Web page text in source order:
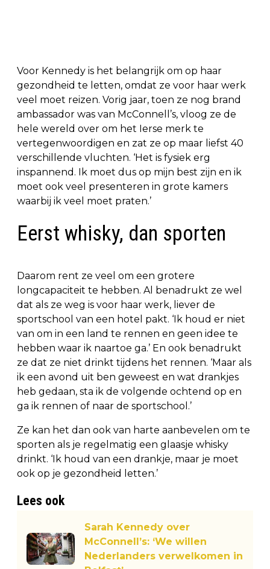
Voor Kennedy is het belangrijk om op haar
gezondheid te letten, omdat ze voor haar werk
veel moet reizen. Vorig jaar, toen ze nog brand
ambassador was van McConnell’s, vloog ze de
hele wereld over om het Ierse merk te
vertegenwoordigen en zat ze op maar liefst 40
verschillende vluchten. ‘Het is fysiek erg
inspannend. Ik moet dus op mijn best zijn en ik
moet ook veel presenteren in grote kamers
waarbij ik veel moet praten.’
Eerst whisky, dan sporten
Daarom rent ze veel om een grotere
longcapaciteit te hebben. Al benadrukt ze wel
dat als ze weg is voor haar werk, liever de
sportschool van een hotel pakt. ‘Ik houd er niet
van om in een land te rennen en geen idee te
hebben waar ik naartoe ga.’ En ook benadrukt
ze dat ze niet drinkt tijdens het rennen. ‘Maar als
ik een avond uit ben geweest en wat drankjes
heb gedaan, sta ik de volgende ochtend op en
ga ik rennen of naar de sportschool.’
Ze kan het dan ook van harte aanbevelen om te
sporten als je regelmatig een glaasje whisky
drinkt. ‘Ik houd van een drankje, maar je moet
ook op je gezondheid letten.’
Lees ook
Sarah Kennedy over
McConnell’s: ‘We willen
Nederlanders verwelkomen in